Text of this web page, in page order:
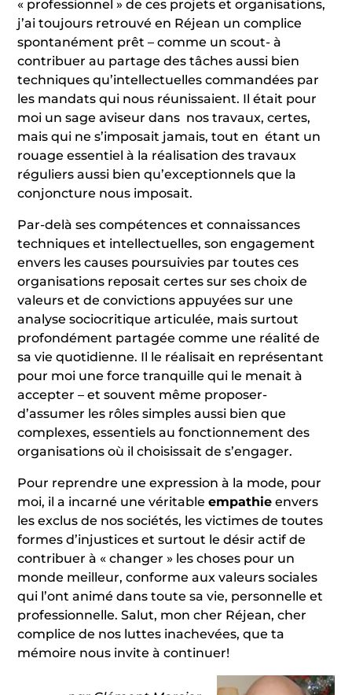
« professionnel » de ces projets et organisations,
j’ai toujours retrouvé en Réjean un complice
spontanément prêt – comme un scout- à
contribuer au partage des tâches aussi bien
techniques qu’intellectuelles commandées par
les mandats qui nous réunissaient. Il était pour
moi un sage aviseur dans nos travaux, certes,
mais qui ne s’imposait jamais, tout en étant un
rouage essentiel à la réalisation des travaux
réguliers aussi bien qu’exceptionnels que la
conjoncture nous imposait.
Par-delà ses compétences et connaissances
techniques et intellectuelles, son engagement
envers les causes poursuivies par toutes ces
organisations reposait certes sur ses choix de
valeurs et de convictions appuyées sur une
analyse sociocritique articulée, mais surtout
profondément partagée comme une réalité de
sa vie quotidienne. Il le réalisait en représentant
pour moi une force tranquille qui le menait à
accepter – et souvent même proposer-
d’assumer les rôles simples aussi bien que
complexes, essentiels au fonctionnement des
organisations où il choisissait de s’engager.
Pour reprendre une expression à la mode, pour
moi, il a incarné une véritableempathie envers
les exclus de nos sociétés, les victimes de toutes
formes d’injustices et surtout le désir actif de
contribuer à « changer » les choses pour un
monde meilleur, conforme aux valeurs sociales
qui l’ont animé dans toute sa vie, personnelle et
professionnelle. Salut, mon cher Réjean, cher
complice de nos luttes inachevées, que ta
mémoire nous invite à continuer!